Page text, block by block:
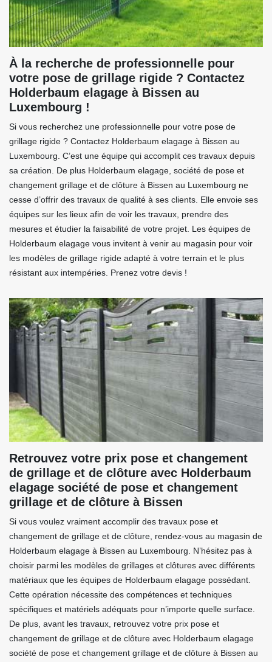
À la recherche de professionnelle pour
votre pose de grillage rigide ? Contactez
Holderbaum elagage à Bissen au
Luxembourg !
Si vous recherchez une professionnelle pour votre pose de
grillage rigide ? Contactez Holderbaum elagage à Bissen au
Luxembourg. C’est une équipe qui accomplit ces travaux depuis
sa création. De plus Holderbaum elagage, société de pose et
changement grillage et de clôture à Bissen au Luxembourg ne
cesse d’offrir des travaux de qualité à ses clients. Elle envoie ses
équipes sur les lieux afin de voir les travaux, prendre des
mesures et étudier la faisabilité de votre projet. Les équipes de
Holderbaum elagage vous invitent à venir au magasin pour voir
les modèles de grillage rigide adapté à votre terrain et le plus
résistant aux intempéries. Prenez votre devis !
Retrouvez votre prix pose et changement
de grillage et de clôture avec Holderbaum
elagage société de pose et changement
grillage et de clôture à Bissen
Si vous voulez vraiment accomplir des travaux pose et
changement de grillage et de clôture, rendez-vous au magasin de
Holderbaum elagage à Bissen au Luxembourg. N’hésitez pas à
choisir parmi les modèles de grillages et clôtures avec différents
matériaux que les équipes de Holderbaum elagage possédant.
Cette opération nécessite des compétences et techniques
spécifiques et matériels adéquats pour n’importe quelle surface.
De plus, avant les travaux, retrouvez votre prix pose et
changement de grillage et de clôture avec Holderbaum elagage
société de pose et changement grillage et de clôture à Bissen au